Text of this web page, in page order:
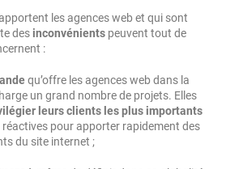
les agences web et qui sont
des inconvénients peuvent tout de
:
qu’offre les agences web dans la
un grand nombre de projets. Elles
leurs clients les plus importants
pour apporter rapidement des
du site internet ;